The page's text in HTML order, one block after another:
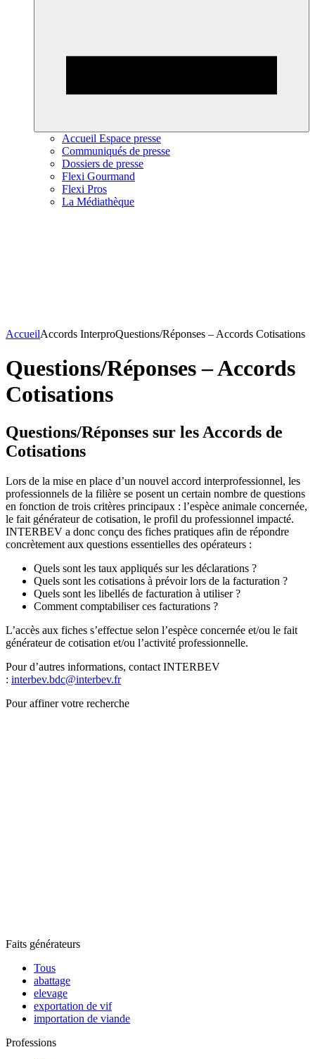
Accueil Espace presse
Communiqués de presse
Dossiers de presse
Flexi Gourmand
Flexi Pros
La Médiathèque
AccueilAccords InterproQuestions/Réponses – Accords Cotisations
Questions/Réponses – Accords
Cotisations
Questions/Réponses sur les Accords de
Cotisations
Lors de la mise en place d’un nouvel accord interprofessionnel, les
professionnels de la filière se posent un certain nombre de questions
en fonction de trois critères principaux : l’espèce animale concernée,
le fait générateur de cotisation, le profil du professionnel impacté.
INTERBEV a donc conçu des fiches pratiques afin de répondre
concrètement aux questions essentielles des opérateurs :
Quels sont les taux appliqués sur les déclarations ?
Quels sont les cotisations à prévoir lors de la facturation ?
Quels sont les libellés de facturation à utiliser ?
Comment comptabiliser ces facturations ?
L’accès aux fiches s’effectue selon l’espèce concernée et/ou le fait
générateur de cotisation et/ou l’activité professionnelle.
Pour d’autres informations, contact INTERBEV
: interbev.bdc@interbev.fr
Pour affiner votre recherche
Faits générateurs
Tous
abattage
elevage
exportation de vif
importation de viande
Professions